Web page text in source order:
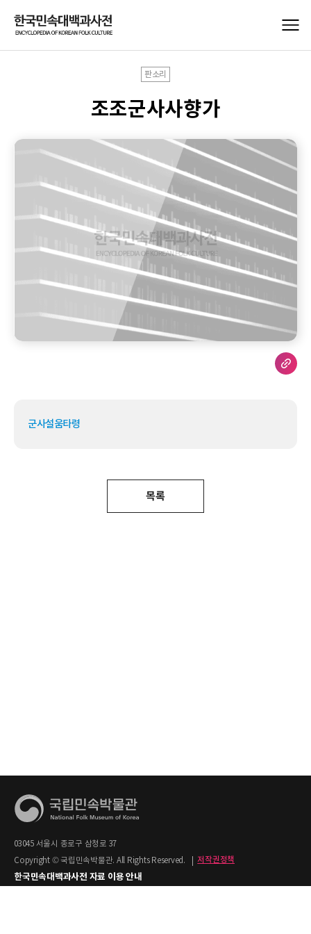
판소리
조조군사사향가
군사설움타령
목록
03045 서울시 종로구 삼청로 37
Copyright © 국립민속박물관. All Rights Reserved.
저작권정책
한국민속대백과사전 자료 이용 안내